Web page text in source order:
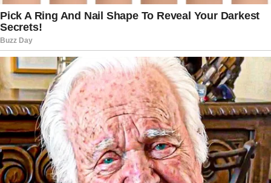
patrimônios familiares ultrapassam
aproximadamente R$ 8 bilhões. A trajetória
empresarial construída pela família ajudou a
transformar o Ceará em um dos principais polos
industriais do Nordeste, especialmente no ramo
alimentício, fortalecendo a economia regional ao
longo dos anos.
Após a confirmação da morte, empresários,
colaboradores e pessoas ligadas ao setor